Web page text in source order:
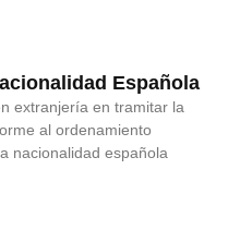
Española
extranjería en tramitar la
al ordenamiento
nacionalidad española